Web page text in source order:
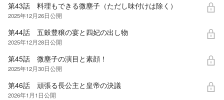
第43話 料理もできる微塵子（ただし味付けは除く）
2025年12月26日公開
第44話 五穀豊穣の宴と四妃の出し物
2025年12月28日公開
第45話 微塵子の演目と素顔！
2025年12月30日公開
第46話 頑張る長公主と皇帝の決議
2026年1月1日公開